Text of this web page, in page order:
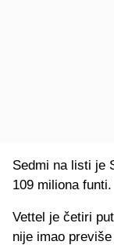
Sedmi na listi je
109 miliona funti.
Vettel je četiri
nije imao